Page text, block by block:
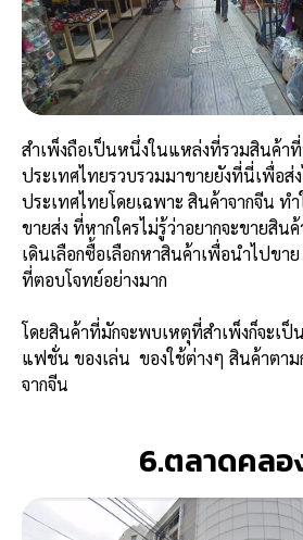
สำเพ็งถือเป็นหนึ่งในแหล่งที่รวมสินค้า
ประเทศไทยรวบรวมมาขายยังที่นี่เพื่อ
ประเทศไทยโดยเฉพาะ สินค้าจากจีน
ขายส่ง ที่หากใครไม่รู้ว่าอยากจะขายสิน
เดินเลือกซื้อเลือกหาสินค้าเพื่อนำไปขา
ที่ตอบโจทย์อย่างมาก
โดยสินค้าที่มักจะพบเหตุที่สำเพ็งก็จะเป็
แฟชั่น ของเล่น ของใช้ต่างๆ สินค้าตา
จากจีน
6.ตลาดคลอ